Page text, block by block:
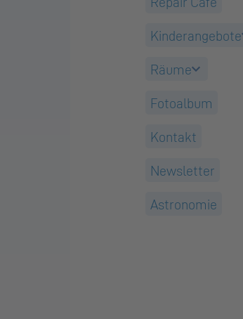
Kinderangebote
Räume
Fotoalbum
Kontakt
Newsletter
Astronomie